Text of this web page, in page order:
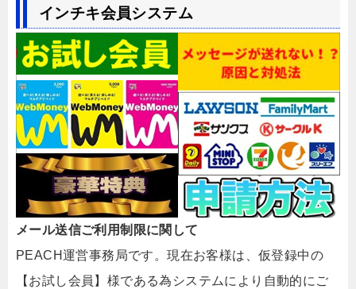
インチキ会員システム
メール送信ご利用制限に関して
PEACH運営事務局です。現在お客様は、仮登録中の
【お試し会員】様である為システムにより自動的にご